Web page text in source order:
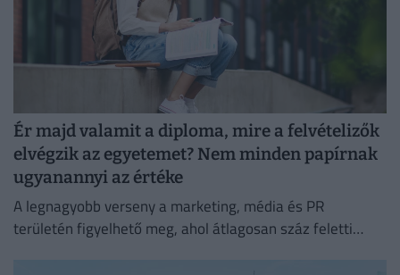
Ér majd valamit a diploma, mire a felvételizők
elvégzik az egyetemet? Nem minden papírnak
ugyanannyi az értéke
A legnagyobb verseny a marketing, média és PR
területén figyelhető meg, ahol átlagosan száz feletti